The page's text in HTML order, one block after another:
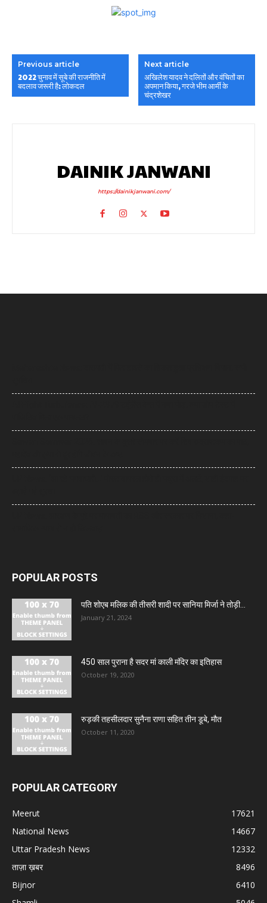
Previous article
2022 चुनाव में सूबे की राजनीति में
बदलाव जरूरी है: लोकदल
Next article
अखिलेश यादव ने दलितों और वंचितों का
अपमान किया, गरजे भीम आर्मी के
चंद्रशेखर
DAINIK JANWANI
https://dainikjanwani.com/
POPULAR POSTS
पति शोएब मलिक की तीसरी शादी पर सानिया मिर्जा ने तोड़ी...
January 21, 2024
450 साल पुराना है सदर मां काली मंदिर का इतिहास
October 19, 2020
रुड़की तहसीलदार सुनैना राणा सहित तीन डूबे, मौत
October 11, 2020
POPULAR CATEGORY
Meerut
17621
National News
14667
Uttar Pradesh News
12332
ताज़ा ख़बर
8496
Bijnor
6410